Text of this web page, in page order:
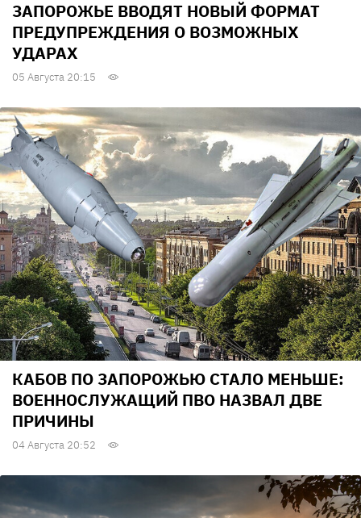
ЗАПОРОЖЬЕ ВВОДЯТ НОВЫЙ ФОРМАТ
ПРЕДУПРЕЖДЕНИЯ О ВОЗМОЖНЫХ
УДАРАХ
05 Августа 20:15
КАБОВ ПО ЗАПОРОЖЬЮ СТАЛО МЕНЬШЕ:
ВОЕННОСЛУЖАЩИЙ ПВО НАЗВАЛ ДВЕ
ПРИЧИНЫ
04 Августа 20:52